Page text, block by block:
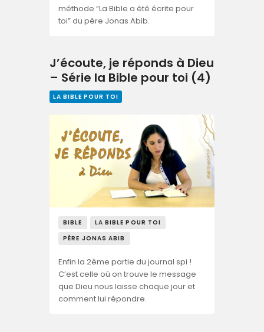
méthode “La Bible a été écrite pour
toi” du père Jonas Abib.
J’écoute, je réponds à Dieu
– Série la Bible pour toi (4)
LA BIBLE POUR TOI
BIBLE
LA BIBLE POUR TOI
PÈRE JONAS ABIB
Enfin la 2ème partie du journal spi !
C’est celle où on trouve le message
que Dieu nous laisse chaque jour et
comment lui répondre.